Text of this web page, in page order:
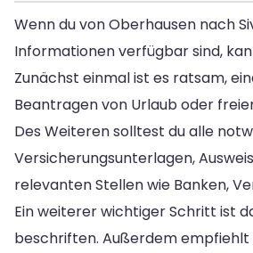
Wenn du von Oberhausen nach
Informationen verfügbar sind,
Zunächst einmal ist es ratsam,
Beantragen von Urlaub oder
Des Weiteren solltest du alle
Versicherungsunterlagen,
relevanten Stellen wie Banken,
Ein weiterer wichtiger Schritt ist
beschriften. Außerdem empfiehlt